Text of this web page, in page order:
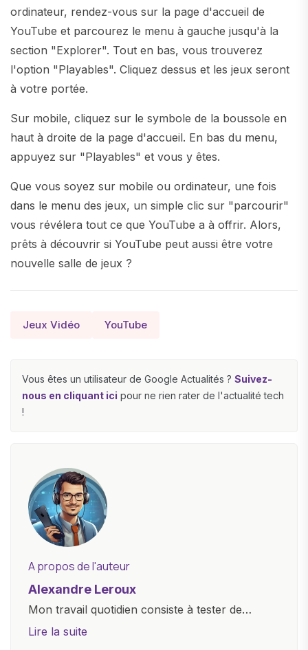
ordinateur, rendez-vous sur la page d'accueil de
YouTube et parcourez le menu à gauche jusqu'à la
section "Explorer". Tout en bas, vous trouverez
l'option "Playables". Cliquez dessus et les jeux seront
à votre portée.
Sur mobile, cliquez sur le symbole de la boussole en
haut à droite de la page d'accueil. En bas du menu,
appuyez sur "Playables" et vous y êtes.
Que vous soyez sur mobile ou ordinateur, une fois
dans le menu des jeux, un simple clic sur "parcourir"
vous révélera tout ce que YouTube a à offrir. Alors,
prêts à découvrir si YouTube peut aussi être votre
nouvelle salle de jeux ?
Jeux Vidéo YouTube
Vous êtes un utilisateur de Google Actualités ? Suivez-
nous en cliquant ici pour ne rien rater de l'actualité tech
!
A propos de l'auteur
Alexandre Leroux
Mon travail quotidien consiste à tester de
nouveaux appareils, à rédiger des critiques
Lire la suite